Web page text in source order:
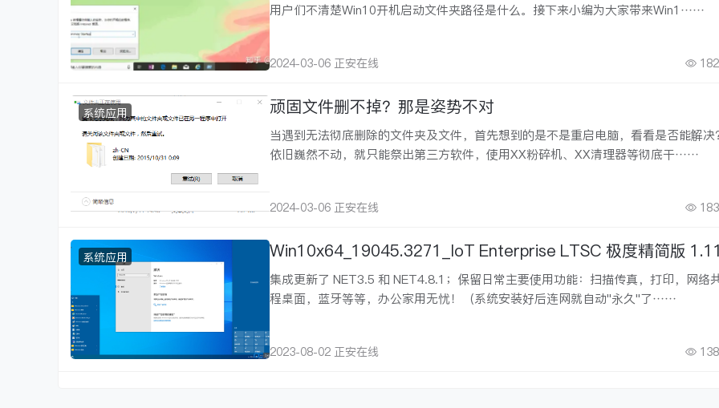
用户们不清楚Win10开机启动文件夹路径是什么。接下来小编为大家带来Win1……
2024-03-06 正安在线 182
系统应用 顽固文件删不掉？那是姿势不对
当遇到无法彻底删除的文件夹及文件，首先想到的是不是重启电脑，看看是否能解决
依旧巍然不动，就只能祭出第三方软件，使用XX粉碎机、XX清理器等彻底干……
2024-03-06 正安在线 183
系统应用 Win10x64_19045.3271_IoT Enterprise LTSC 极度精简版
集成更新了 NET3.5 和 NET4.8.1；保留日常主要使用功能：扫描传真，打印，网络
程桌面，蓝牙等等，办公家用无忧！（系统安装好后连网就自动"永久"了……
2023-08-02 正安在线 138